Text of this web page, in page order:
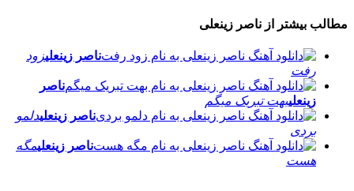
مطالب بیشتر از ناصر زینعلی
ناصر زینعلیزود
رفت
ناصر
زینعلیبهت تبریک میگم
ناصر زینعلیدلمو
بردی
ناصر زینعلیمگه
هست